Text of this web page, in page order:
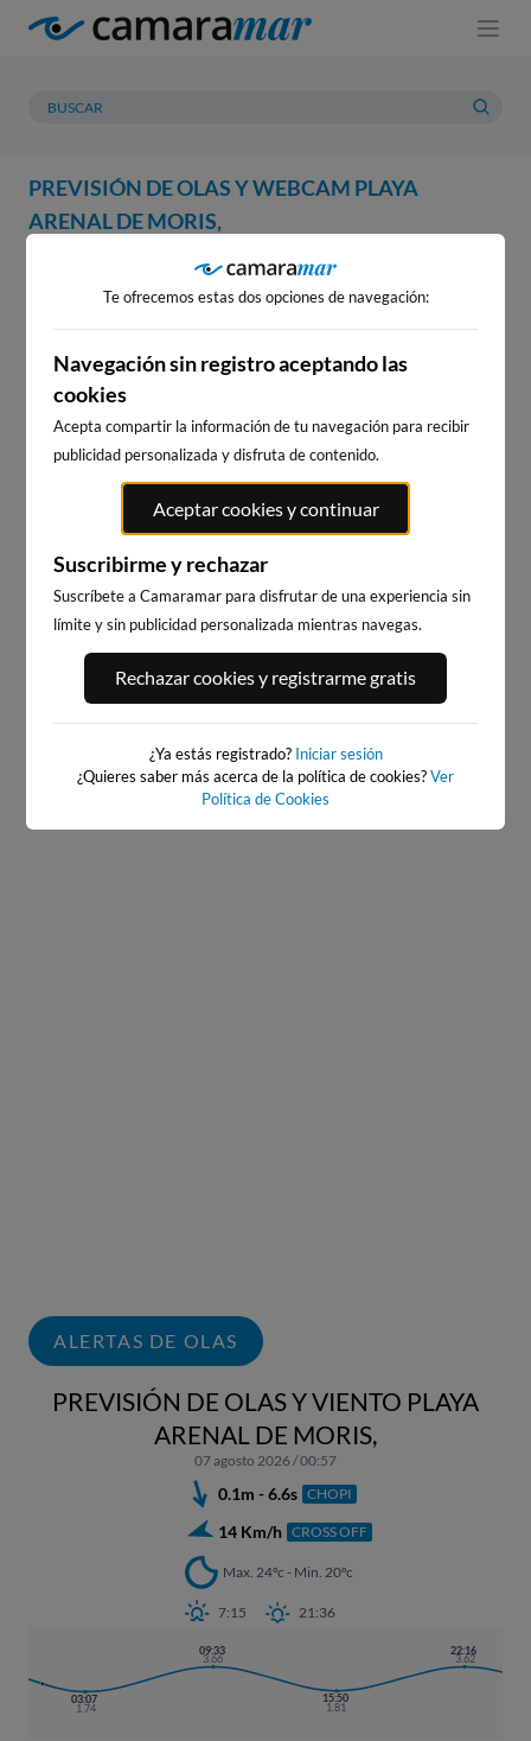
PREVISIÓN DE OLAS Y WEBCAM PLAYA
ARENAL DE MORIS,
PREVISIÓN METEOROLOGÍA
WEBCAM PLAYA ARENAL DE
MORIS,
WEBCAMS CERCANAS
PLAYA DE SALINAS, SALINAS
64km · Salinas
PLAYA DE SALINAS, SALINAS
OESTE
64km · Salinas
ALERTAS DE OLAS
PREVISIÓN DE OLAS Y VIENTO PLAYA
ARENAL DE MORIS,
07 agosto 2026 / 00:57
0.1m - 6.6s CHOPI
14 Km/h CROSS OFF
Max. 24ºc - Min. 20ºc
7:15 21:36
03:07
1.74
09:33
3.66
15:50
1.81
22:16
3.62
Te ofrecemos estas dos opciones de navegación:
Navegación sin registro aceptando las
cookies
Acepta compartir la información de tu navegación para recibir
publicidad personalizada y disfruta de contenido.
Aceptar cookies y continuar
Suscribirme y rechazar
Suscríbete a Camaramar para disfrutar de una experiencia sin
límite y sin publicidad personalizada mientras navegas.
Rechazar cookies y registrarme gratis
¿Ya estás registrado? Iniciar sesión
¿Quieres saber más acerca de la política de cookies?Ver
Política de Cookies